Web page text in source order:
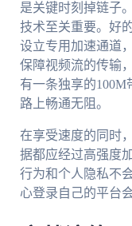
是关键时刻掉链子
技术至关重要。好
设立专用加速通道
保障视频流的传输
有一条独享的
路上畅通无阻。
在享受速度的同时
据都应经过高强度
行为和个人隐私不
心登录自己的平台